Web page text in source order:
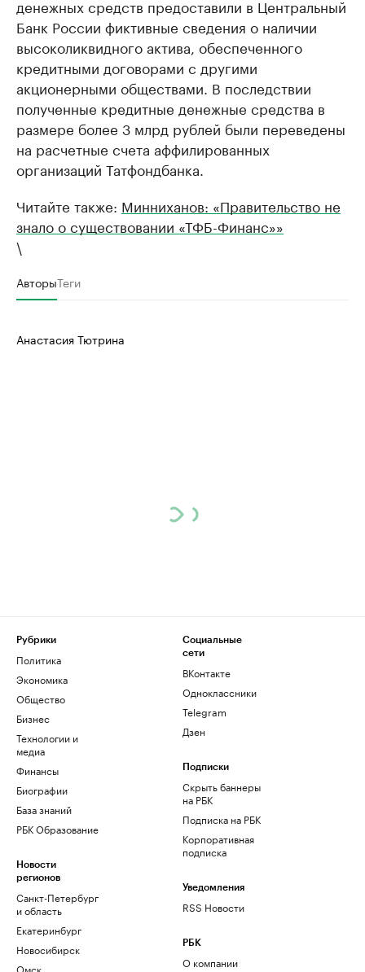
денежных средств предоставили в Центральный
Банк России фиктивные сведения о наличии
высоколиквидного актива, обеспеченного
кредитными договорами с другими
акционерными обществами. В последствии
полученные кредитные денежные средства в
размере более 3 млрд рублей были переведены
на расчетные счета аффилированных
организаций Татфондбанка.
Читайте также: Минниханов: «Правительство не
знало о существовании «ТФБ-Финанс»»
\
АвторыТеги
Анастасия Тютрина
Рубрики
Политика
Экономика
Общество
Бизнес
Технологии и
медиа
Финансы
Биографии
База знаний
РБК Образование
Новости
регионов
Санкт-Петербург
и область
Екатеринбург
Новосибирск
Омск
Социальные
сети
ВКонтакте
Одноклассники
Telegram
Дзен
Подписки
Скрыть баннеры
на РБК
Подписка на РБК
Корпоративная
подписка
Уведомления
RSS Новости
РБК
О компании